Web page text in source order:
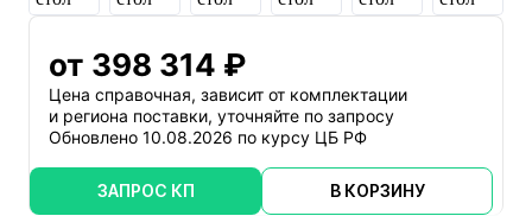
от 398 314 ₽
Цена справочная, зависит от комплектации
и региона поставки, уточняйте по запросу
Обновлено 10.08.2026 по курсу ЦБ РФ
ЗАПРОС КП В КОРЗИНУ